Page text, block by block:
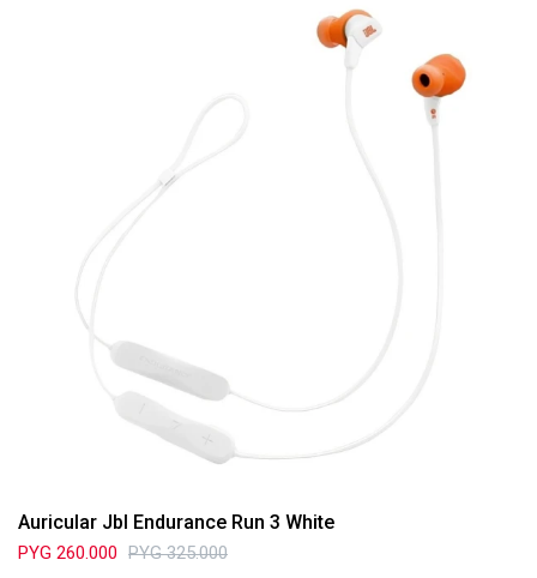
Auricular Jbl Endurance Run 3 White
PYG 260.000 PYG 325.000